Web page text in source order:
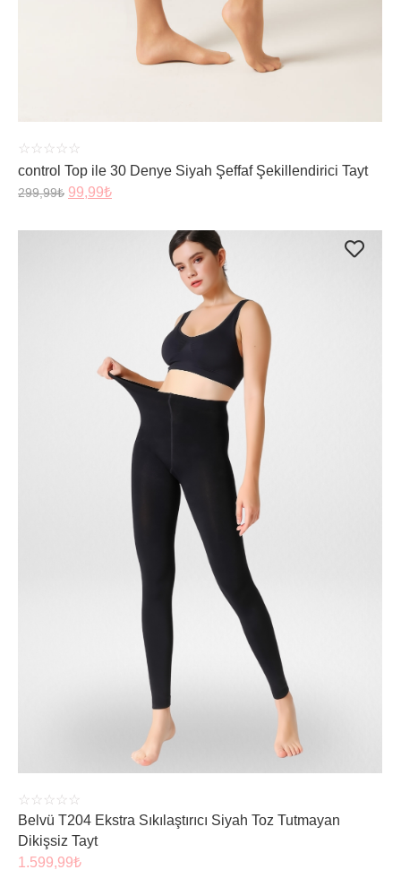
ÜRÜNÜ İNCELE
☆ ☆ ☆ ☆ ☆
control Top ile 30 Denye Siyah Şeffaf Şekillendirici Tayt
299,99₺ 99,99₺
ÜRÜNÜ İNCELE
☆ ☆ ☆ ☆ ☆
Belvü T204 Ekstra Sıkılaştırıcı Siyah Toz Tutmayan
Dikişsiz Tayt
1.599,99₺